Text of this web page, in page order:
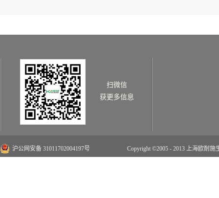
扫微信
获更多信息
沪公网安备 31011702004197号 Copyright ©2005 - 2013 上海欧耐施